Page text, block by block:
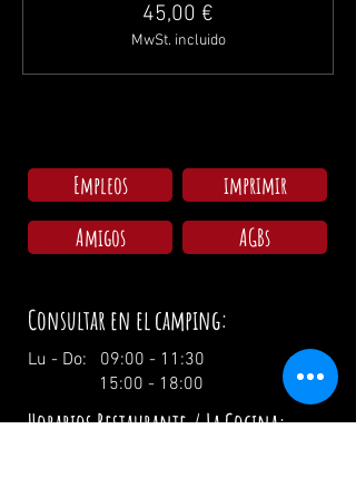
45,00 €
MwSt. incluido
Empleos
imprimir
Amigos
AGBs
Consultar en el camping:
Lu - Do: 09:00 - 11:30
15:00 - 18:00
Horarios Restaurante / La Cocina: